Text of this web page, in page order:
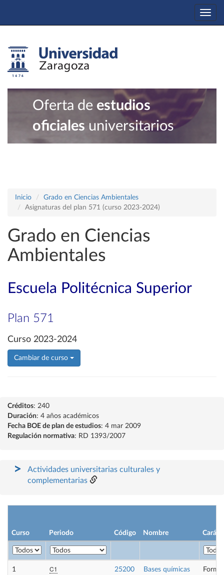
Oferta de estudios
oficiales universitarios
Inicio
Grado en Ciencias Ambientales
Asignaturas del plan 571 (curso 2023-2024)
Grado en Ciencias
Ambientales
Escuela Politécnica Superior
Plan 571
Curso 2023-2024
Cambiar de curso
Créditos: 240
Duración: 4 años académicos
Fecha BOE de plan de estudios: 4 mar 2009
Regulación normativa: RD 1393/2007
Actividades universitarias culturales y
complementarias
Curso Periodo Código Nombre
1 C1 25200
Bases químicas